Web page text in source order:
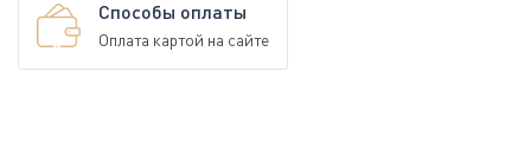
Способы оплаты
Оплата картой на сайте